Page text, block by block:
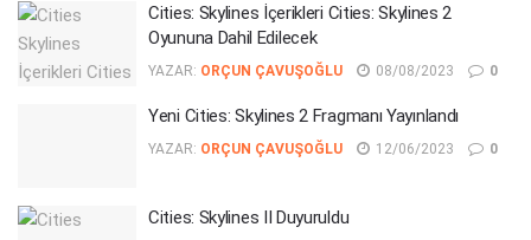
Cities: Skylines İçerikleri Cities: Skylines 2
Oyununa Dahil Edilecek
YAZAR: ORÇUN ÇAVUŞOĞLU 08/08/2023 0
Yeni Cities: Skylines 2 Fragmanı Yayınlandı
YAZAR: ORÇUN ÇAVUŞOĞLU 12/06/2023 0
Cities: Skylines II Duyuruldu